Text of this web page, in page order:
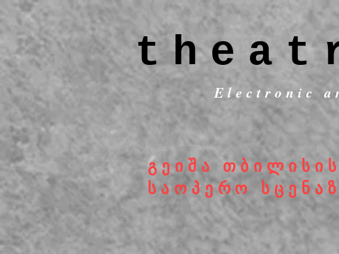
Electronic
გეიშა თბილისის
საოპერო